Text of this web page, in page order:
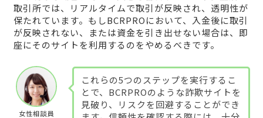
取引所では、リアルタイムで取引が反映され、透明性が
保たれています。もしBCRPROにおいて、入金後に取引
が反映されない、または資金を引き出せない場合は、即
座にそのサイトを利用するのをやめるべきです。
女性相談員
これらの5つのステップを実行するこ
とで、BCRPROのような詐欺サイトを
見破り、リスクを回避することができ